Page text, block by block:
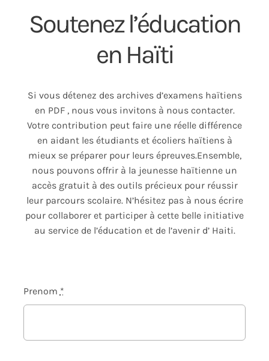
A propos
Soutenez l’éducation
en Haïti
Si vous détenez des archives d’examens haïtiens
en PDF , nous vous invitons à nous contacter.
Votre contribution peut faire une réelle différence
en aidant les étudiants et écoliers haïtiens à
mieux se préparer pour leurs épreuves.Ensemble,
nous pouvons offrir à la jeunesse haïtienne un
accès gratuit à des outils précieux pour réussir
leur parcours scolaire. N’hésitez pas à nous écrire
pour collaborer et participer à cette belle initiative
au service de l’éducation et de l’avenir d’ Haiti.
Prenom *